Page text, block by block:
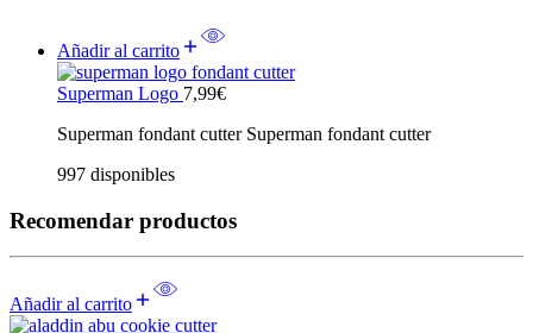
Añadir al carrito
Superman Logo 7,99€
Superman fondant cutter Superman fondant cutter
997 disponibles
Recomendar productos
Añadir al carrito